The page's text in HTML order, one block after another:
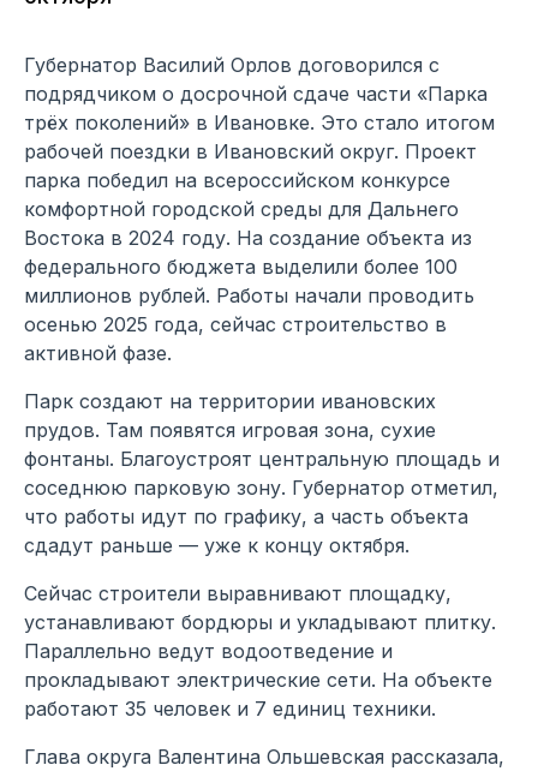
Губернатор Василий Орлов договорился с
подрядчиком о досрочной сдаче части «Парка
трёх поколений» в Ивановке. Это стало итогом
рабочей поездки в Ивановский округ. Проект
парка победил на всероссийском конкурсе
комфортной городской среды для Дальнего
Востока в 2024 году. На создание объекта из
федерального бюджета выделили более 100
миллионов рублей. Работы начали проводить
осенью 2025 года, сейчас строительство в
активной фазе.
Парк создают на территории ивановских
прудов. Там появятся игровая зона, сухие
фонтаны. Благоустроят центральную площадь и
соседнюю парковую зону. Губернатор отметил,
что работы идут по графику, а часть объекта
сдадут раньше — уже к концу октября.
Сейчас строители выравнивают площадку,
устанавливают бордюры и укладывают плитку.
Параллельно ведут водоотведение и
прокладывают электрические сети. На объекте
работают 35 человек и 7 единиц техники.
Глава округа Валентина Ольшевская рассказала,